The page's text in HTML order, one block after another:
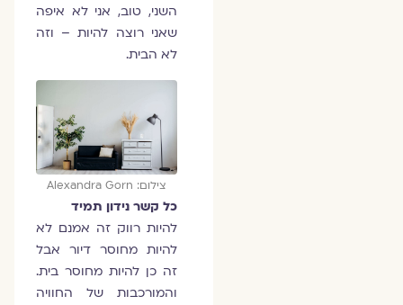
השני, טוב, אני לא איפה
שאני רוצה להיות – וזה
לא הבית.
צילום: Alexandra Gorn
כל קשר נידון תמיד
להיות רווק זה אמנם לא
להיות מחוסר דיור אבל
זה כן להיות מחוסר בית.
והמורכבות של החוויה